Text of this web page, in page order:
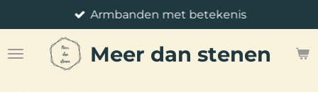
direct
naar
Meer dan stenen
Armbanden met betekenis